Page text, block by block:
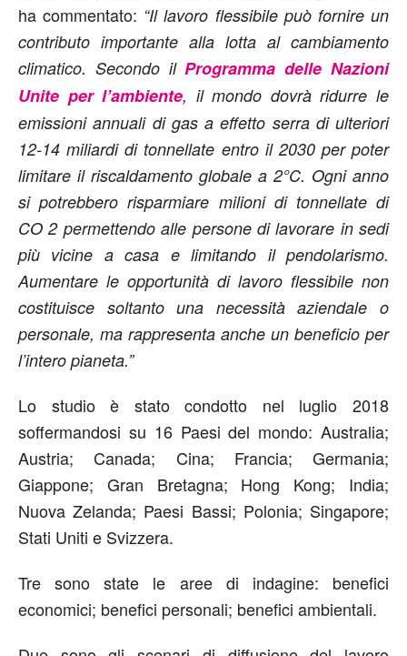
ha commentato: “Il lavoro flessibile può fornire un
contributo importante alla lotta al cambiamento
climatico. Secondo ilProgramma delle Nazioni
Unite per l’ambiente, il mondo dovrà ridurre le
emissioni annuali di gas a effetto serra di ulteriori
12-14 miliardi di tonnellate entro il 2030 per poter
limitare il riscaldamento globale a 2°C. Ogni anno
si potrebbero risparmiare milioni di tonnellate di
CO 2 permettendo alle persone di lavorare in sedi
più vicine a casa e limitando il pendolarismo.
Aumentare le opportunità di lavoro flessibile non
costituisce soltanto una necessità aziendale o
personale, ma rappresenta anche un beneficio per
l’intero pianeta.”
Lo studio è stato condotto nel luglio 2018
soffermandosi su 16 Paesi del mondo: Australia;
Austria; Canada; Cina; Francia; Germania;
Giappone; Gran Bretagna; Hong Kong; India;
Nuova Zelanda; Paesi Bassi; Polonia; Singapore;
Stati Uniti e Svizzera.
Tre sono state le aree di indagine: benefici
economici; benefici personali; benefici ambientali.